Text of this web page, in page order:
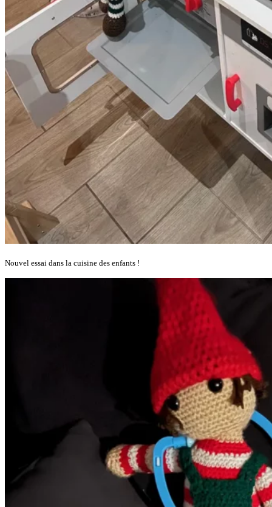
Nouvel essai dans la cuisine des enfants !